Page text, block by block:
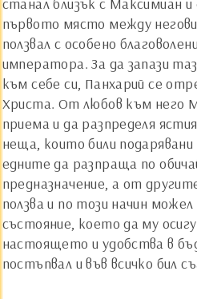
станал близък с Максимиан
първото място между
ползвал с особено
императора. За да запази
към себе си, Панхарий се
Христа. От любов към него
приема и да разпределя
неща, които били
едните да разпраща по
предназначение, а от
ползва и по този начин
състояние, което да му
настоящето и удобства в
постъпвал и във всичко бил